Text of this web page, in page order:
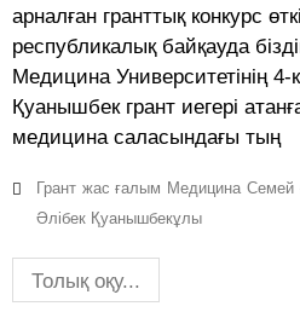
арналған гранттық конкурс
республикалық байқауда
Медицина Университетінің 4-
Қуанышбек грант иегері
медицина саласындағы тың
Грант жас ғалым Медицина Семей
Әлібек Қуанышбекұлы
Толық оқу...